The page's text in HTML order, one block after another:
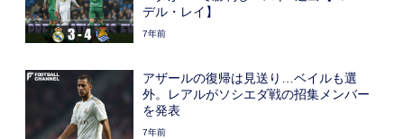
デル・レイ】
7年前
アザールの復帰は見送り…ベイルも選
外。レアルがソシエダ戦の招集メンバー
を発表
7年前